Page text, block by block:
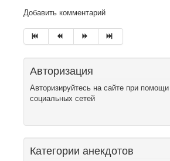
Добавить комментарий
Авторизация
Авторизируйтесь на сайте при
социальных сетей
Категории анекдотов